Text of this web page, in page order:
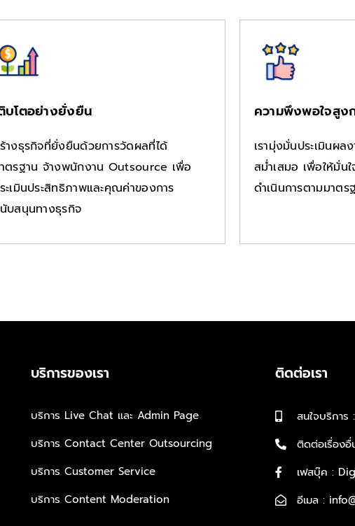
บโตอย่างยั่งยืน
างธุรกิจที่ยั่งยืนด้วยการวัดผลที่ได้
ตรฐาน จ้างพนักงาน Outsource เพื่อ
ะเมินประสิทธิภาพและคุณค่าของการ
บสนุนทางธุรกิจ
ความพึงพอใจสูง
เรามุ่งมั่นประเมินผล
สม่ำเสมอ เพื่อให้มั่น
ดำเนินการตามมาต
บริการของเรา
บริการ Live Chat และ Admin Page
บริการ Contact Center Outsourcing
บริการ Customer Service
บริการ Content Moderation
ติดต่อเรา
สนใจบริกา
ติดต่อเรื่อง
เฟสบุ๊ค :
อีเมล :